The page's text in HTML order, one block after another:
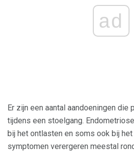
ad
Er zijn een aantal aandoeningen die
tijdens een stoelgang.
bij het ontlasten en soms ook bij het
symptomen verergeren meestal